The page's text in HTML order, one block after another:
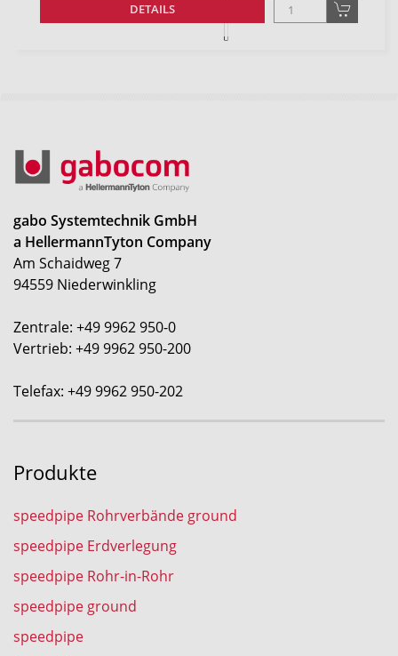
DETAILS
gabo Systemtechnik GmbH
a HellermannTyton Company
Am Schaidweg 7
94559 Niederwinkling
Zentrale: +49 9962 950-0
Vertrieb: +49 9962 950-200
Telefax: +49 9962 950-202
Produkte
speedpipe Rohrverbände ground
speedpipe Erdverlegung
speedpipe Rohr-in-Rohr
speedpipe ground
speedpipe